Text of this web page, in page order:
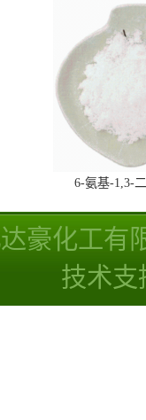
6-氨基-1,3-
豪化工有
技术